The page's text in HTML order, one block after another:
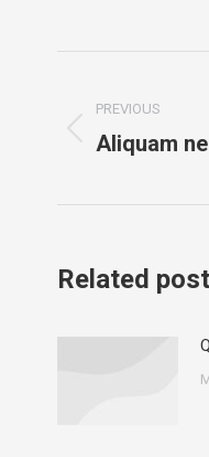
PREVIOUS
Previous
Aliquam
Related